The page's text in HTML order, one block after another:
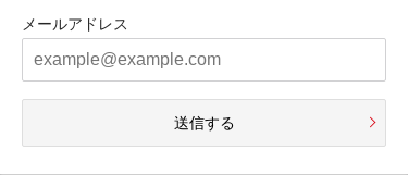
メールアドレス
送信する